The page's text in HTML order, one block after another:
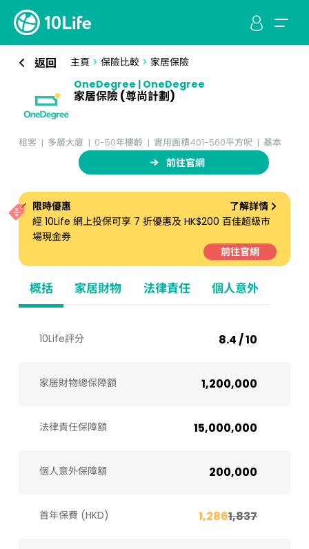
返回 主頁 > 保險比較> 家居保險
OneDegree | OneDegree
家居保險 (尊尚計劃)
租客 多層大廈 0-50年樓齡 實用面積401-560平方呎 基本
前往官網
概括 家居財物 法律責任 個人意外
限時優惠
了解詳情
經 10Life 網上投保可享 7 折優惠及 HK$200 百佳超級市
場現金券
前往官網
10Life評分 8.4 / 10
家居財物總保障額 1,200,000
法律責任保障額 15,000,000
個人意外保障額 200,000
首年保費 (HKD) 1,2861,837